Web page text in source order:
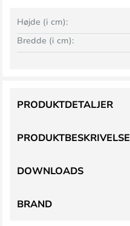
Bredde (i cm):
Højde (i cm):
PRODUKTBESKRIVELSE
PRODUKTDETALJER
DOWNLOADS
BRAND